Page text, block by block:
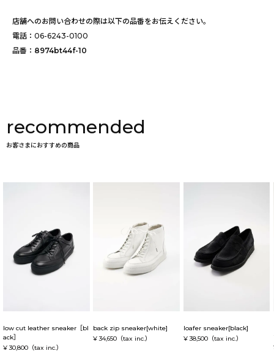
店舗へのお問い合わせの際は以下の品番をお伝えください。
電話： 06-6243-0100
品番： 8974bt44f-10
recommended
お客さまにおすすめの商品
low cut leather sneaker［bl
ack］
¥ 30,800 （tax inc.）
back zip sneaker[white]
¥ 34,650 （tax inc.）
loafer sneaker[black]
¥ 38,500（tax inc.）